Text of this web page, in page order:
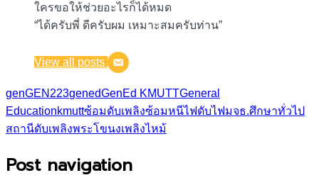
ใครขอให้ช่วยอะไรก็ได้หมด
“ได้ครับพี่ ดีครับผม เหมาะสมครับท่าน”
View all posts
genGEN223genedGenEd KMUTTGeneral
Educationkmuttซ้อมดับเพลิงซ้อมหนีไฟดับไฟมจธ.ศึกษาทั่วไป
สถานีดับเพลิงพระโขนงเพลิงไหม้
Post navigation